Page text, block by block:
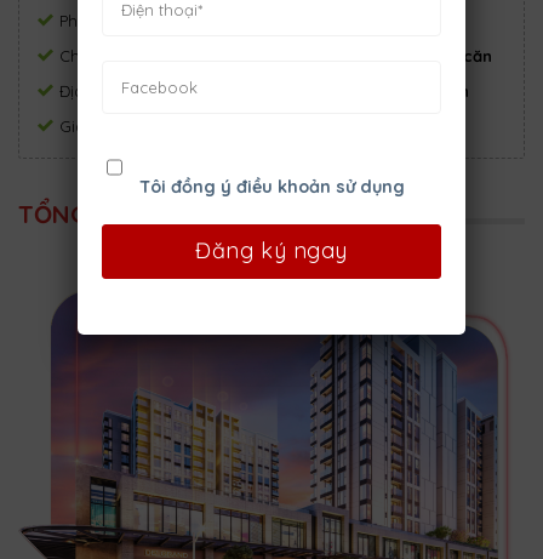
Phòng ngủ:
3
Chủ đầu tư:
182 căn
Địa chỉ:
Phường Tân Phú, Quận 7, Hồ Chí Minh
Giá:
TỔNG QUAN DỰ ÁN
Tôi đồng ý điều khoản sử dụng